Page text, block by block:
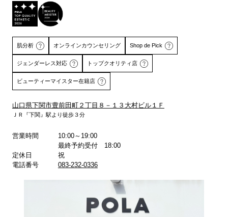
肌分析
詳しくはこちら
オンラインカウンセリング Shop de Pick
詳しくはこちら
ジェンダーレス対応 トップクオリティ店
ビューティーマイスター在籍店
山口県下関市豊前田町２丁目８－１３大村ビル１Ｆ
ＪＲ『下関』駅より徒歩３分
営業時間
10:00～19:00
最終予約受付 18:00
定休日
祝
電話番号
083-232-0336